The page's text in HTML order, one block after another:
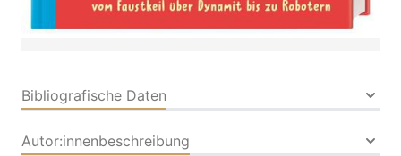
Hardcover
ISBN: 978-3-83105226-
4
Bibliografische Daten
Autor:innenbeschreibung